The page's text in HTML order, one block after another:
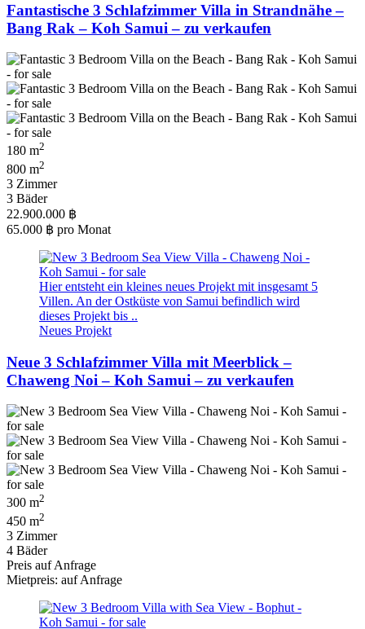
Fantastische 3 Schlafzimmer Villa in Strandnähe –
Bang Rak – Koh Samui – zu verkaufen
180 m2
800 m2
3 Zimmer
3 Bäder
22.900.000 ฿
65.000 ฿ pro Monat
Hier entsteht ein kleines neues Projekt mit insgesamt 5
Villen. An der Ostküste von Samui befindlich wird
dieses Projekt bis ..
Neues Projekt
Neue 3 Schlafzimmer Villa mit Meerblick –
Chaweng Noi – Koh Samui – zu verkaufen
300 m2
450 m2
3 Zimmer
4 Bäder
Preis auf Anfrage
Mietpreis: auf Anfrage